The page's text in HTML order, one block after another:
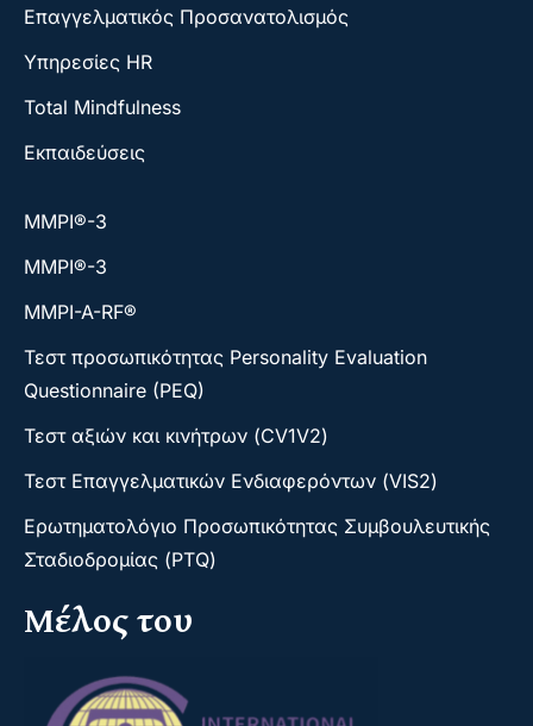
Επαγγελματικός Προσανατολισμός
Υπηρεσίες HR
Total Mindfulness
Εκπαιδεύσεις
ΜΜΡΙ®-3
ΜΜΡΙ®-3
MMPI-A-RF®
Τεστ προσωπικότητας Personality Evaluation
Questionnaire (PEQ)
Τεστ αξιών και κινήτρων (CV1V2)
Τεστ Επαγγελματικών Ενδιαφερόντων (VIS2)
Ερωτηματολόγιο Προσωπικότητας Συμβουλευτικής
Σταδιοδρομίας (PTQ)
Μέλος του